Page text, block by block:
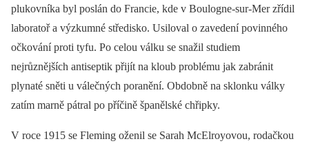
plukovníka byl poslán do Francie, kde v Boulogne-sur-Mer zřídil
laboratoř a výzkumné středisko. Usiloval o zavedení povinného
očkování proti tyfu. Po celou válku se snažil studiem
nejrůznějších antiseptik přijít na kloub problému jak zabránit
plynaté sněti u válečných poranění. Obdobně na sklonku války
zatím marně pátral po příčině španělské chřipky.
V roce 1915 se Fleming oženil se Sarah McElroyovou, rodačkou